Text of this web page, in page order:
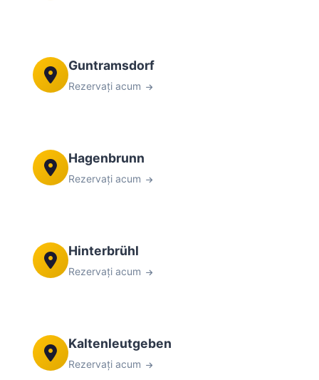
Guntramsdorf
Rezervați acum
Hagenbrunn
Rezervați acum
Hinterbrühl
Rezervați acum
Kaltenleutgeben
Rezervați acum